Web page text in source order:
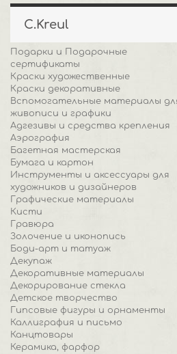
C.Kreul
Подарки и Подарочные
сертификаты
Краски художественные
Краски декоративные
Вспомогательные материалы
живописи и графики
Адгезивы и средства крепления
Аэрография
Багетная мастерская
Бумага и картон
Инструменты и аксессуары для
художников и дизайнеров
Графические материалы
Кисти
Гравюра
Золочение и иконопись
Боди-арт и татуаж
Декупаж
Декоративные материалы
Декорирование стекла
Детское творчество
Гипсовые фигуры и орнаменты
Каллиграфия и письмо
Канцтовары
Керамика, фарфор